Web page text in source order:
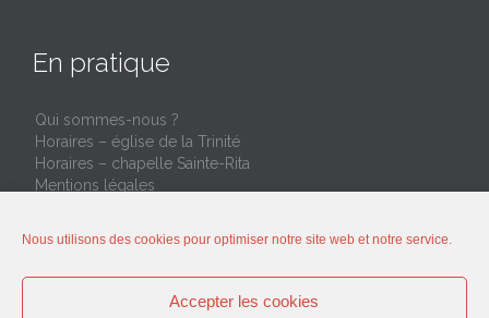
Nous utilisons des cookies pour optimiser notre site web et notre service.
Accepter les cookies
En pratique
Qui sommes-nous ?
Horaires – église de la Trinité
Horaires – chapelle Sainte-Rita
Mentions légales
Restons connectés ensemble
Rejoignez le groupe Whatsapp (seulement annonces